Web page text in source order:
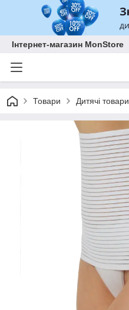
Інтернет-магазин MonStore
Товари Дитячі товари